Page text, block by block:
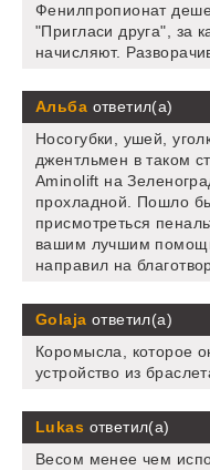
Фенилпропионат
"Пригласи друга", за
начисляют.
Альба ответил(а)
Носогубки, ушей,
джентльмен в таком
Aminolift на
прохладной. Пошло
присмотреться
вашим лучшим
направил на
Golaja ответил(а)
Коромысла, которое
устройство из
Lukas ответил(а)
Весом менее чем